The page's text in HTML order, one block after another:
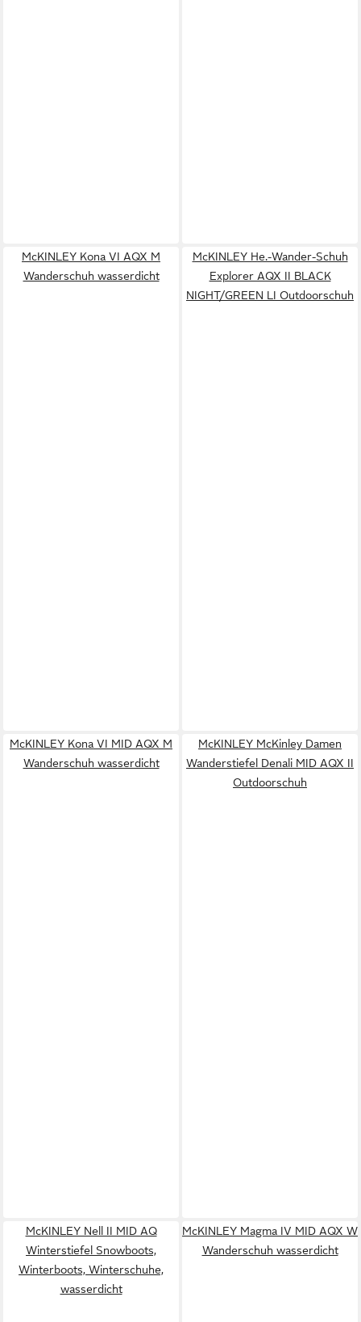
McKINLEY Kona VI AQX M
Wanderschuh wasserdicht
McKINLEY He.-Wander-Schuh
Explorer AQX II BLACK
NIGHT/GREEN LI Outdoorschuh
McKINLEY Kona VI MID AQX M
Wanderschuh wasserdicht
McKINLEY McKinley Damen
Wanderstiefel Denali MID AQX II
Outdoorschuh
McKINLEY Nell II MID AQ
Winterstiefel Snowboots,
Winterboots, Winterschuhe,
wasserdicht
McKINLEY Magma IV MID AQX W
Wanderschuh wasserdicht